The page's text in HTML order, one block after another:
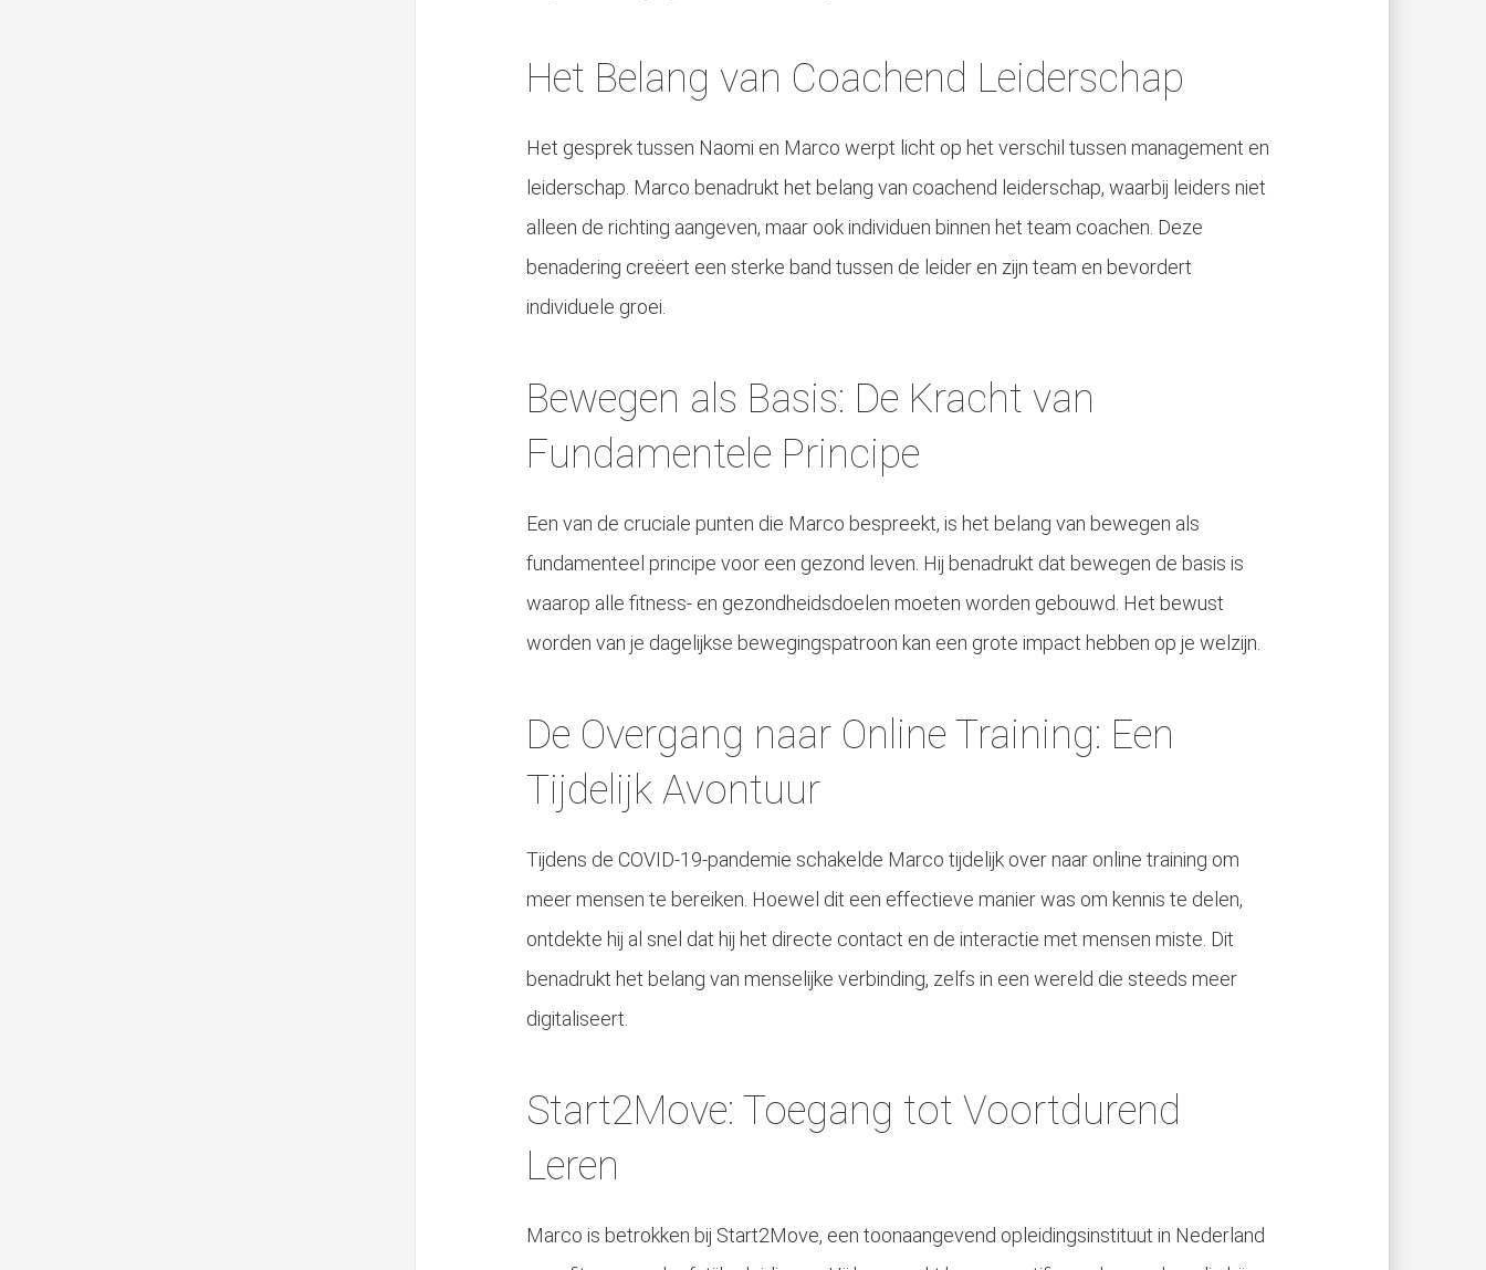
Het Belang van Coachend Leiderschap
Het gesprek tussen Naomi en Marco werpt licht op het verschil tussen management en
leiderschap. Marco benadrukt het belang van coachend leiderschap, waarbij leiders niet
alleen de richting aangeven, maar ook individuen binnen het team coachen. Deze
benadering creëert een sterke band tussen de leider en zijn team en bevordert
individuele groei.
Bewegen als Basis: De Kracht van
Fundamentele Principe
Een van de cruciale punten die Marco bespreekt, is het belang van bewegen als
fundamenteel principe voor een gezond leven. Hij benadrukt dat bewegen de basis is
waarop alle fitness- en gezondheidsdoelen moeten worden gebouwd. Het bewust
worden van je dagelijkse bewegingspatroon kan een grote impact hebben op je welzijn.
De Overgang naar Online Training: Een
Tijdelijk Avontuur
Tijdens de COVID-19-pandemie schakelde Marco tijdelijk over naar online training om
meer mensen te bereiken. Hoewel dit een effectieve manier was om kennis te delen,
ontdekte hij al snel dat hij het directe contact en de interactie met mensen miste. Dit
benadrukt het belang van menselijke verbinding, zelfs in een wereld die steeds meer
digitaliseert.
Start2Move: Toegang tot Voortdurend
Leren
Marco is betrokken bij Start2Move, een toonaangevend opleidingsinstituut in Nederland